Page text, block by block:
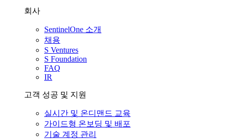
회사
SentinelOne 소개
채용
S Ventures
S Foundation
FAQ
IR
고객 성공 및 지원
실시간 및 온디맨드 교육
가이드형 온보딩 및 배포
기술 계정 관리